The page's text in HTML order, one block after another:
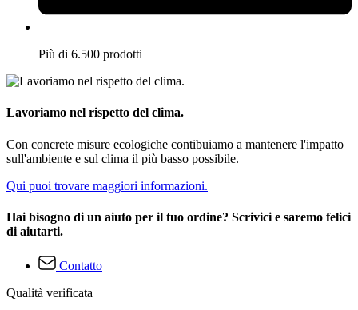
Più di 6.500 prodotti
Lavoriamo nel rispetto del clima.
Con concrete misure ecologiche contibuiamo a mantenere l'impatto
sull'ambiente e sul clima il più basso possibile.
Qui puoi trovare maggiori informazioni.
Hai bisogno di un aiuto per il tuo ordine? Scrivici e saremo felici
di aiutarti.
Contatto
Qualità verificata